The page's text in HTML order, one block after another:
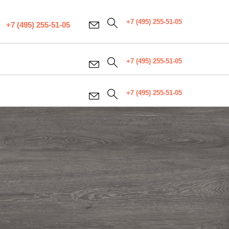
+7 (495) 255-51-05
+7 (495) 255-51-05
+7 (495) 255-51-05 +7 (495) 255-51-05